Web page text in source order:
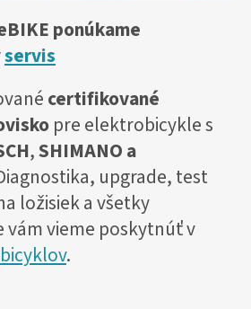
ponúkame
servis
certifikované
pre elektrobicykle s
,SHIMANO a
upgrade, test
ložisiek a všetky
vám vieme poskytnúť v
.